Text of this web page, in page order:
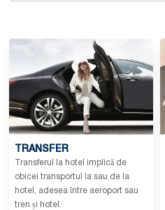
TRANSFER
Transferul la hotel implică de
obicei transportul la sau de la
hotel, adesea între aeroport sau
tren și hotel.